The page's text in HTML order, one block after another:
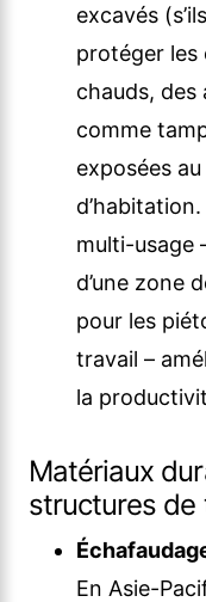
excavés
protéger les
chauds, des
comme
exposées
multi-usage
d’une zone
pour les
travail –
la
Matériaux
structures de
En Asie-